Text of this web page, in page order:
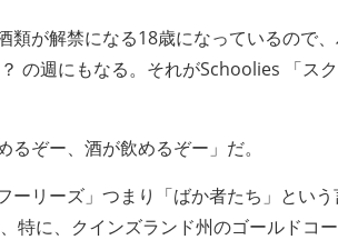
が解禁になる18歳になっているので
の週にもなる。それがSchoolies 「ス
ぞー、酒が飲めるぞー」だ。
リーズ」つまり「ばか者たち」とい
に、クインズランド州のゴールドコー